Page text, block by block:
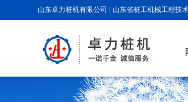
山东卓力桩机有限公司 | 山东省桩工机械工程技